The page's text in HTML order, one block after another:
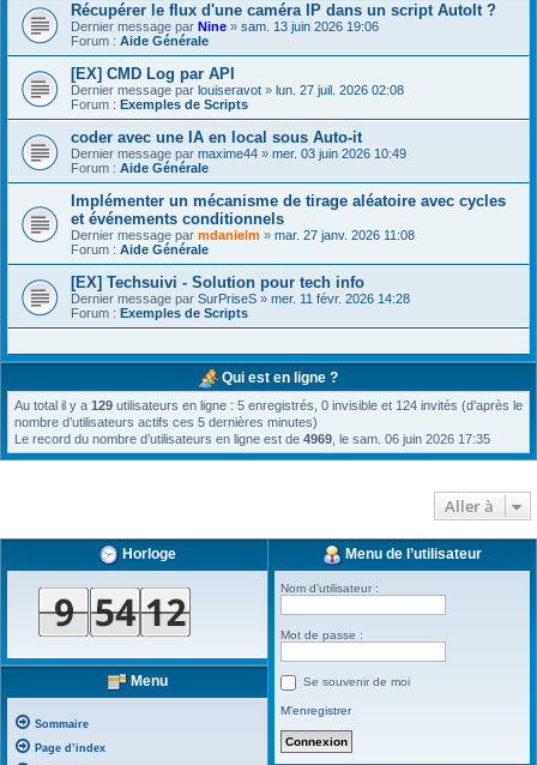
Récupérer le flux d'une caméra IP dans un script AutoIt ?
Dernier message par Nine » sam. 13 juin 2026 19:06
Forum : Aide Générale
[EX] CMD Log par API
Dernier message par louiseravot » lun. 27 juil. 2026 02:08
Forum : Exemples de Scripts
coder avec une IA en local sous Auto-it
Dernier message par maxime44 » mer. 03 juin 2026 10:49
Forum : Aide Générale
Implémenter un mécanisme de tirage aléatoire avec cycles
et événements conditionnels
Dernier message par mdanielm » mar. 27 janv. 2026 11:08
Forum : Aide Générale
[EX] Techsuivi - Solution pour tech info
Dernier message par SurPriseS » mer. 11 févr. 2026 14:28
Forum : Exemples de Scripts
Qui est en ligne ?
Au total il y a 129 utilisateurs en ligne : 5 enregistrés, 0 invisible et 124 invités (d’après le
nombre d’utilisateurs actifs ces 5 dernières minutes)
Le record du nombre d’utilisateurs en ligne est de 4969 , le sam. 06 juin 2026 17:35
Aller à
Horloge
Menu
Sommaire
Page d’index
Menu de l’utilisateur
Nom d’utilisateur :
Mot de passe :
Se souvenir de moi
M’enregistrer